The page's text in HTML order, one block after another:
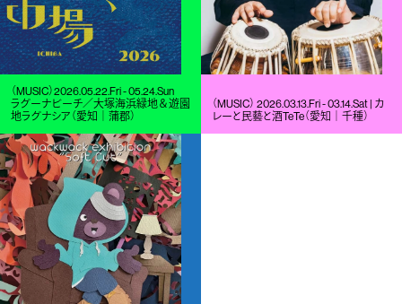
（MUSIC）2026.05.22.Fri - 05.24.Sun
ラグーナビーチ／大塚海浜緑地＆遊園
地ラグナシア（愛知｜蒲郡）
（MUSIC） 2026.03.13.Fri - 03.14.Sat | カ
レーと民藝と酒TeTe（愛知｜千種）